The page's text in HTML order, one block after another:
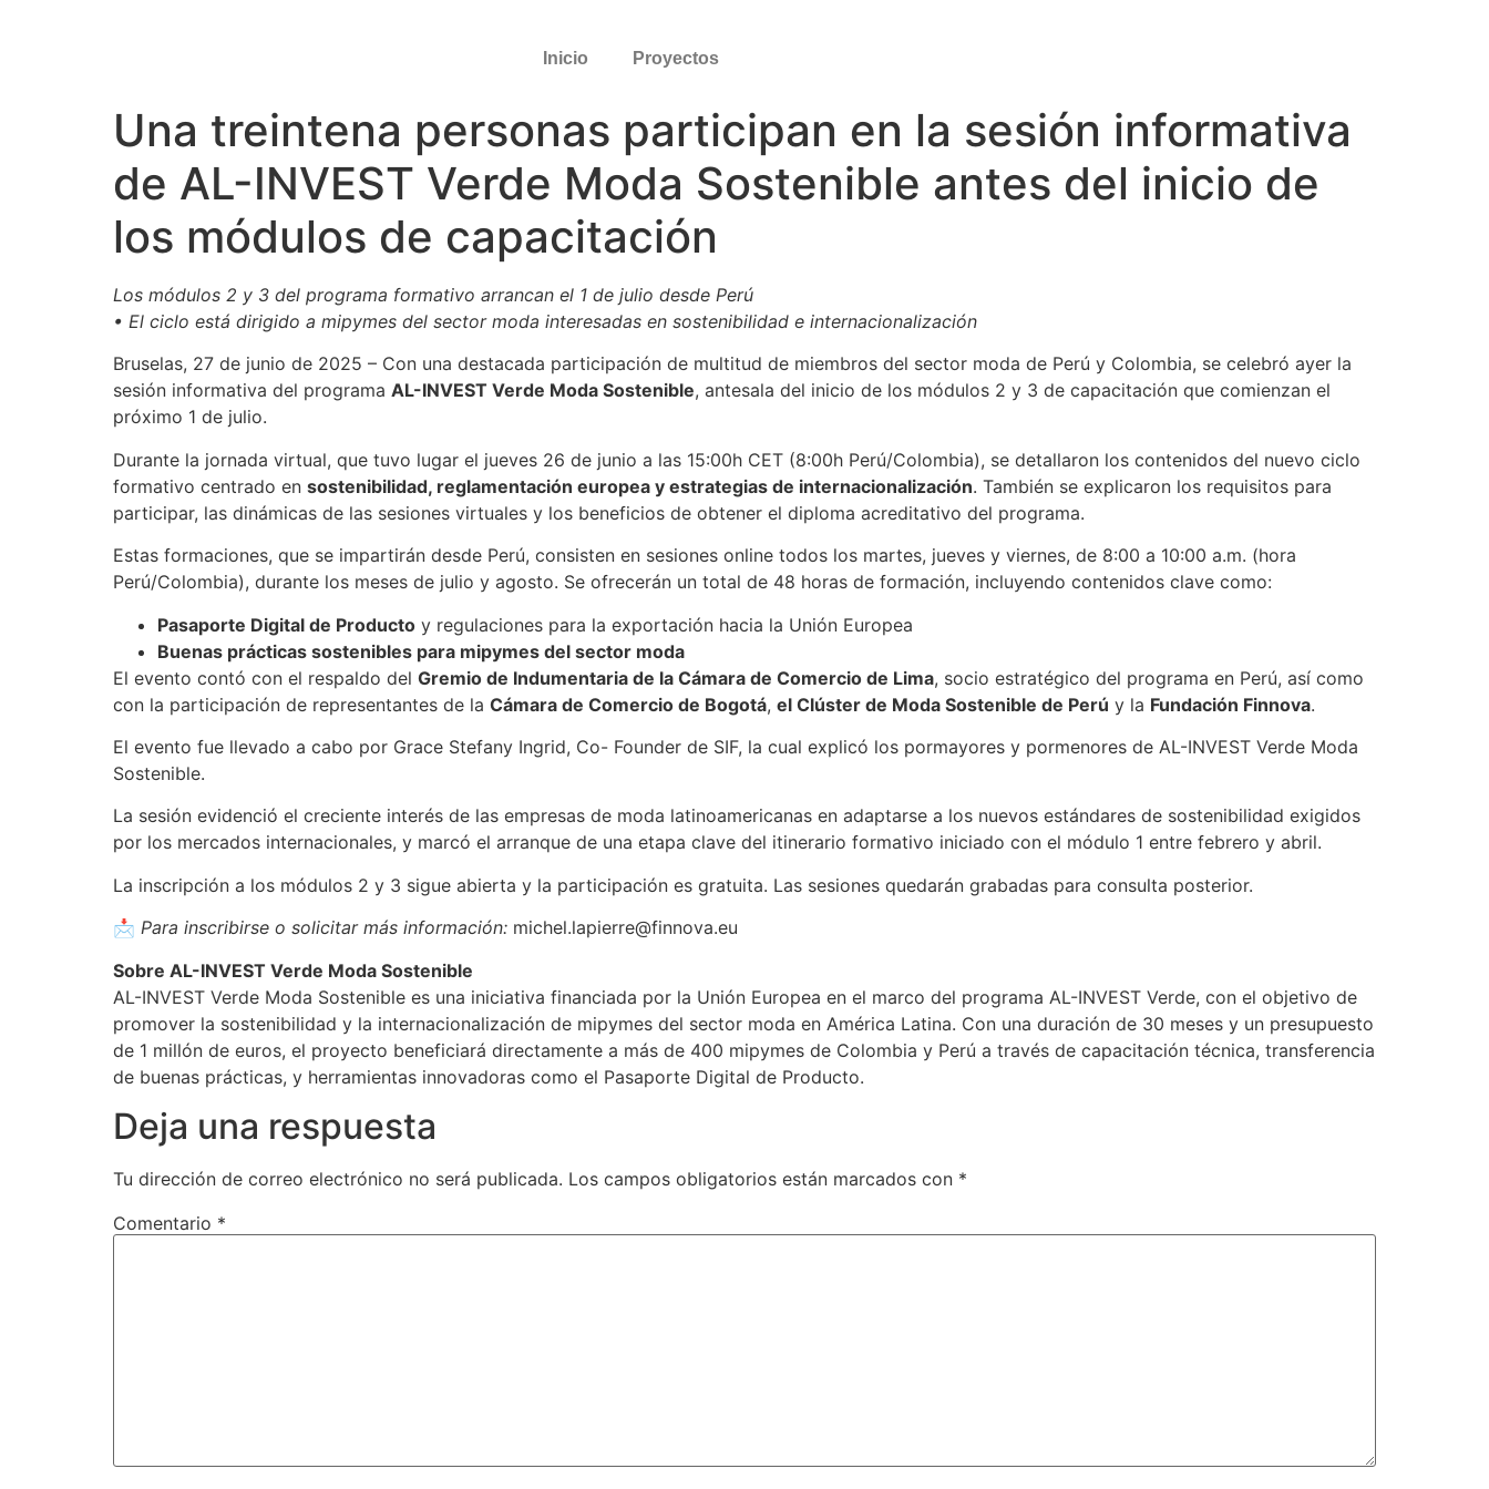
Inicio Proyectos
Una treintena personas participan en la sesión informativa
de AL-INVEST Verde Moda Sostenible antes del inicio de
los módulos de capacitación
Los módulos 2 y 3 del programa formativo arrancan el 1 de julio desde Perú
• El ciclo está dirigido a mipymes del sector moda interesadas en sostenibilidad e internacionalización
Bruselas, 27 de junio de 2025 – Con una destacada participación de multitud de miembros del sector moda de Perú y Colombia, se celebró ayer la
sesión informativa del programa AL-INVEST Verde Moda Sostenible, antesala del inicio de los módulos 2 y 3 de capacitación que comienzan el
próximo 1 de julio.
Durante la jornada virtual, que tuvo lugar el jueves 26 de junio a las 15:00h CET (8:00h Perú/Colombia), se detallaron los contenidos del nuevo ciclo
formativo centrado en sostenibilidad, reglamentación europea y estrategias de internacionalización. También se explicaron los requisitos para
participar, las dinámicas de las sesiones virtuales y los beneficios de obtener el diploma acreditativo del programa.
Estas formaciones, que se impartirán desde Perú, consisten en sesiones online todos los martes, jueves y viernes, de 8:00 a 10:00 a.m. (hora
Perú/Colombia), durante los meses de julio y agosto. Se ofrecerán un total de 48 horas de formación, incluyendo contenidos clave como:
Pasaporte Digital de Producto y regulaciones para la exportación hacia la Unión Europea
Buenas prácticas sostenibles para mipymes del sector moda
El evento contó con el respaldo del Gremio de Indumentaria de la Cámara de Comercio de Lima, socio estratégico del programa en Perú, así como
con la participación de representantes de la Cámara de Comercio de Bogotá, el Clúster de Moda Sostenible de Perú y la Fundación Finnova.
El evento fue llevado a cabo por Grace Stefany Ingrid, Co- Founder de SIF, la cual explicó los pormayores y pormenores de AL-INVEST Verde Moda
Sostenible.
La sesión evidenció el creciente interés de las empresas de moda latinoamericanas en adaptarse a los nuevos estándares de sostenibilidad exigidos
por los mercados internacionales, y marcó el arranque de una etapa clave del itinerario formativo iniciado con el módulo 1 entre febrero y abril.
La inscripción a los módulos 2 y 3 sigue abierta y la participación es gratuita. Las sesiones quedarán grabadas para consulta posterior.
📩 Para inscribirse o solicitar más información: michel.lapierre@finnova.eu
Sobre AL-INVEST Verde Moda Sostenible
AL-INVEST Verde Moda Sostenible es una iniciativa financiada por la Unión Europea en el marco del programa AL-INVEST Verde, con el objetivo de
promover la sostenibilidad y la internacionalización de mipymes del sector moda en América Latina. Con una duración de 30 meses y un presupuesto
de 1 millón de euros, el proyecto beneficiará directamente a más de 400 mipymes de Colombia y Perú a través de capacitación técnica, transferencia
de buenas prácticas, y herramientas innovadoras como el Pasaporte Digital de Producto.
Deja una respuesta
Tu dirección de correo electrónico no será publicada. Los campos obligatorios están marcados con *
Comentario *